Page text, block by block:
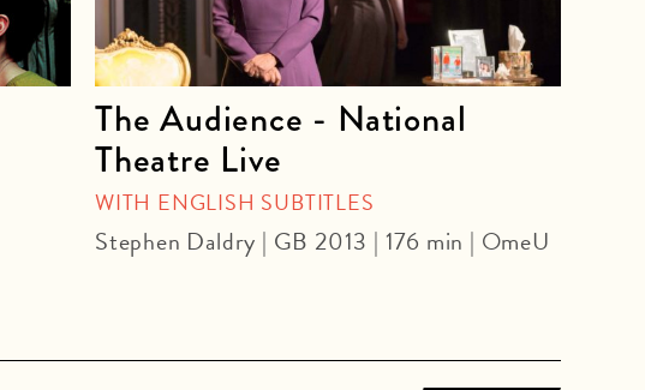
The Audience - National
Theatre Live
WITH ENGLISH SUBTITLES
Stephen Daldry | GB 2013 | 176 min | OmeU